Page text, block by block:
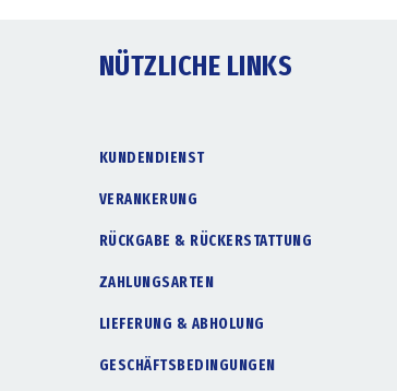
NÜTZLICHE LINKS
KUNDENDIENST
VERANKERUNG
RÜCKGABE & RÜCKERSTATTUNG
ZAHLUNGSARTEN
LIEFERUNG & ABHOLUNG
GESCHÄFTSBEDINGUNGEN